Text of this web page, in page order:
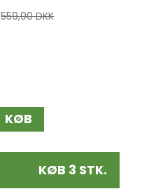
559,00 DKK
KØB
KØB 3 STK.